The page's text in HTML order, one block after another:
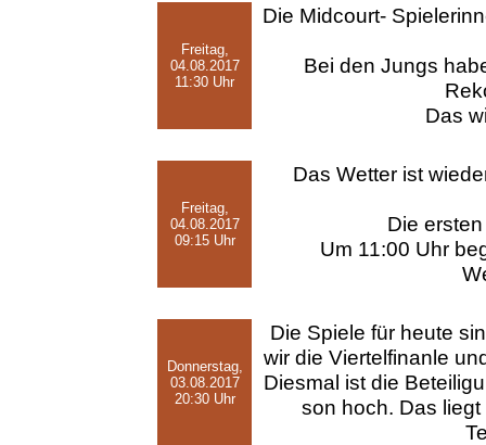
Freitag,
04.08.2017
11:30 Uhr
Die Midcourt-
Bei den Jungs
Das
Freitag,
04.08.2017
09:15 Uhr
Das Wetter ist
Die
Um 11:00 Uhr
Donnerstag,
03.08.2017
20:30 Uhr
Die Spiele für heute
wir die Viertelfinanle
Diesmal ist die
son hoch. Das